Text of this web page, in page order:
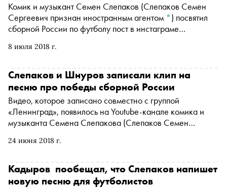
8 июля 2018 г.
Комик и музыкантСемен Слепаков (Слепаков Семен
Сергеевич признан иностранным агентом *)
сборной России по футболу пост в инстаграме
компания Meta Platforms Inc. по реализации продуктов ‒
территории России*), где похвалил игру футболистов и
признался, что гордится ими
24 июня 2018 г.
Слепаков и Шнуров записали клип на
песню про победы сборной России
Видео, которое записано совместно с группой
«Ленинград», появилось на Youtube-канале комика и
музыканта Семена Слепакова (Слепаков Семен
Кадыров пообещал, что Слепаков напишет
новую песню для футболистов